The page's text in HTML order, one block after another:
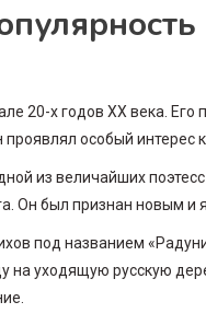
20-х годов XX века. Его
особый интерес
из величайших
Он был признан новым и
под названием
на уходящую русскую